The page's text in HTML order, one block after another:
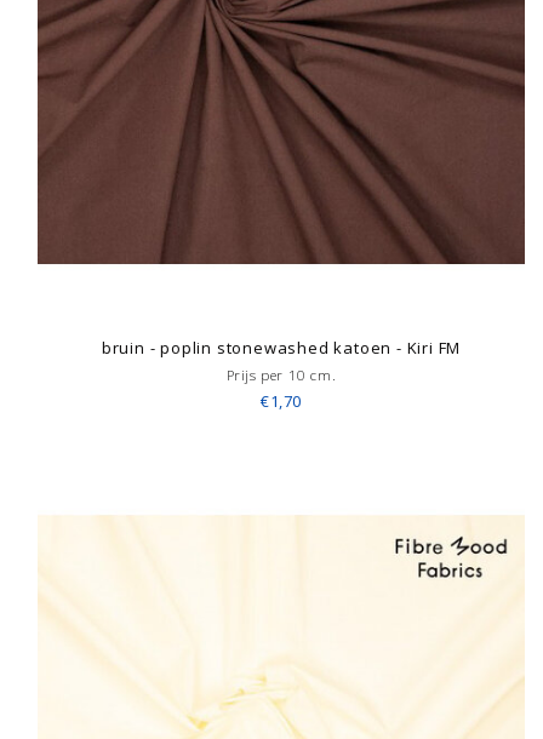
bruin - poplin stonewashed katoen - Kiri FM
Prijs per 10 cm.
€1,70